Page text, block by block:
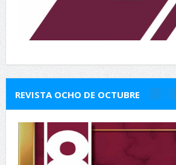
REVISTA OCHO DE OCTUBRE